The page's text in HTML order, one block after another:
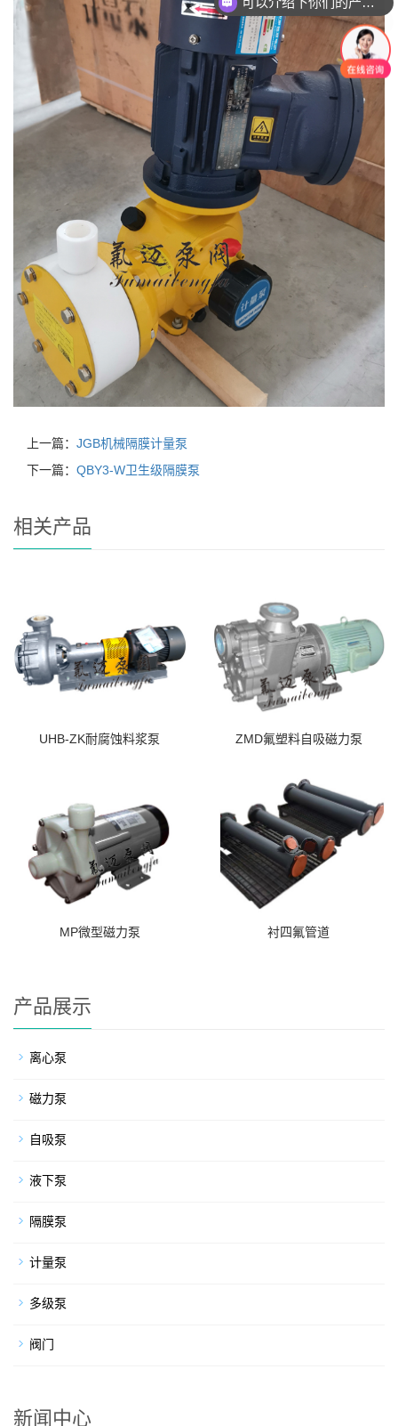
上一篇： JGB机械隔膜计量泵
下一篇： QBY3-W卫生级隔膜泵
相关产品
UHB-ZK耐腐蚀料浆泵 ZMD氟塑料自吸磁力泵
MP微型磁力泵 衬四氟管道
产品展示
离心泵
磁力泵
自吸泵
液下泵
隔膜泵
计量泵
多级泵
阀门
新闻中心
你们是怎么收费的呢